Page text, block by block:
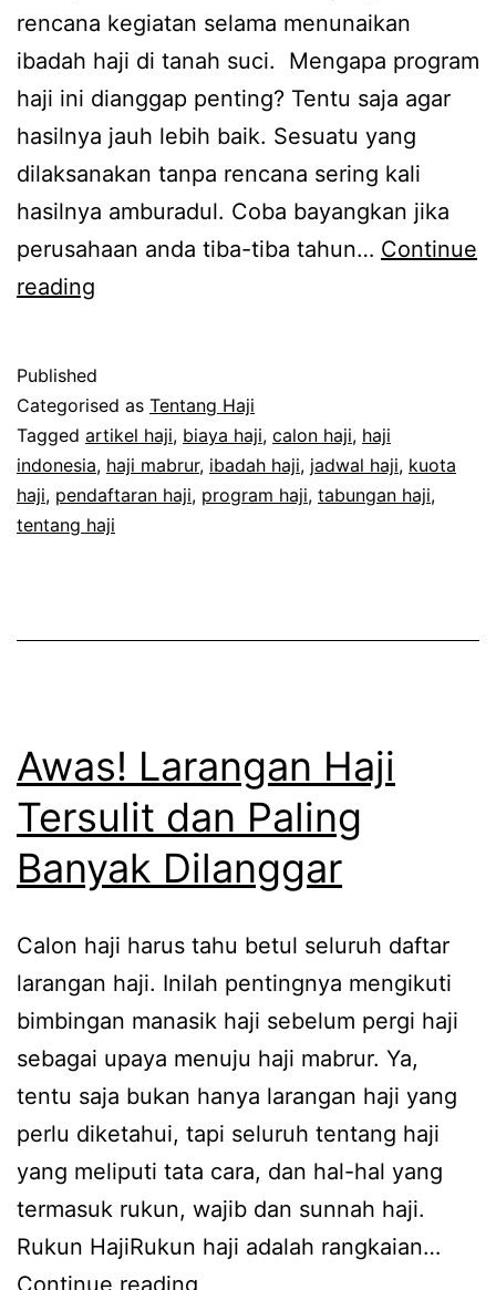
rencana kegiatan selama menunaikan
ibadah haji di tanah suci. Mengapa program
haji ini dianggap penting? Tentu saja agar
hasilnya jauh lebih baik. Sesuatu yang
dilaksanakan tanpa rencana sering kali
hasilnya amburadul. Coba bayangkan jika
perusahaan anda tiba-tiba tahun… Continue
reading
dengan
Manajemen
Waktu
Published
Categorised as Tentang Haji
Tagged artikel haji, biaya haji, calon haji, haji
indonesia, haji mabrur, ibadah haji, jadwal haji, kuota
haji, pendaftaran haji, program haji, tabungan haji,
tentang haji
Awas! Larangan Haji
Tersulit dan Paling
Banyak Dilanggar
Calon haji harus tahu betul seluruh daftar
larangan haji. Inilah pentingnya mengikuti
bimbingan manasik haji sebelum pergi haji
sebagai upaya menuju haji mabrur. Ya,
tentu saja bukan hanya larangan haji yang
perlu diketahui, tapi seluruh tentang haji
yang meliputi tata cara, dan hal-hal yang
termasuk rukun, wajib dan sunnah haji.
Rukun HajiRukun haji adalah rangkaian…
Continue reading